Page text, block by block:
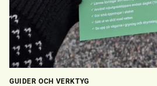
GUIDER OCH VERKTYG